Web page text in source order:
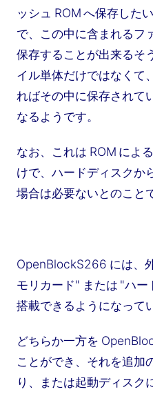
ッシュ ROM へ保存した
で、この中に含まれるフ
保存することが出来るそ
イル単体だけではなくて
ればその中に保存されて
なるようです。
なお、これは ROM によ
けで、ハードディスクか
場合は必要ないとのこと
OpenBlockS266 には、
モリカード" または "ハ
搭載できるようになって
どちらか一方を
ことができ、それを追加
り、または起動ディスク